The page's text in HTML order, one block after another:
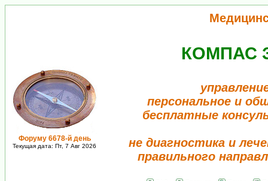
Форуму 6678-й день
Текущая дата: Пт, 7 Авг 2026
КОМПАС
персональное и
бесплатные
не диагностика и
правильного